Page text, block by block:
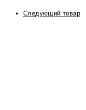
Следующий товар